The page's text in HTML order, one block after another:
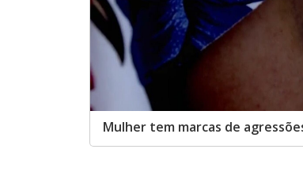
Mulher tem marcas de